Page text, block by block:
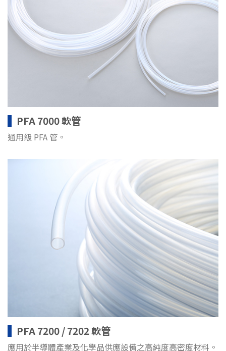
PFA 7000 軟管
通用級 PFA 管。
PFA 7200 / 7202 軟管
應用於半導體產業及化學品供應設備之高純度高密度材料。